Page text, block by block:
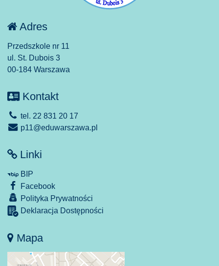
Adres
Przedszkole nr 11
ul. St. Dubois 3
00-184 Warszawa
Kontakt
tel. 22 831 20 17
p11@eduwarszawa.pl
Linki
BIP
Facebook
Polityka Prywatności
Deklaracja Dostępności
Mapa